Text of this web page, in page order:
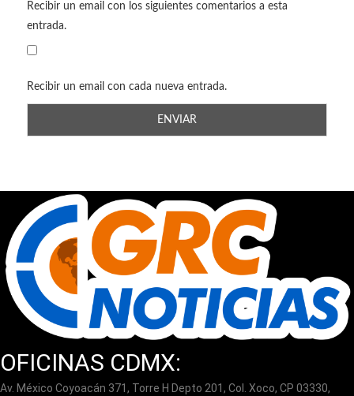
Recibir un email con los siguientes comentarios a esta
entrada.
Recibir un email con cada nueva entrada.
OFICINAS CDMX:
Av. México Coyoacán 371, Torre H Depto 201, Col. Xoco, CP 03330,